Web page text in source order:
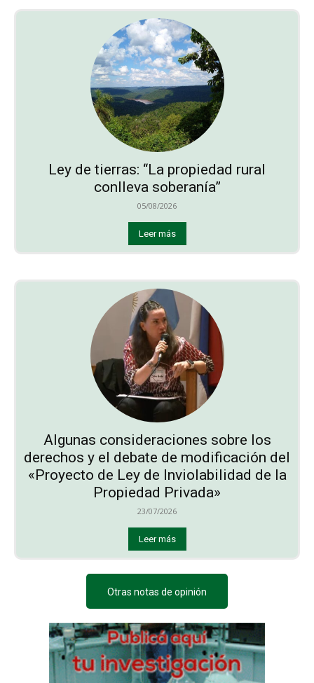
Ley de tierras: “La propiedad rural
conlleva soberanía”
05/08/2026
Leer más
Algunas consideraciones sobre los
derechos y el debate de modificación del
«Proyecto de Ley de Inviolabilidad de la
Propiedad Privada»
23/07/2026
Leer más
Otras notas de opinión